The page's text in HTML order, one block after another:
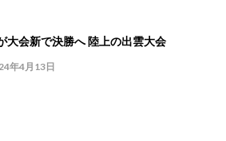
大会新で決勝へ 陸上の出雲大会
年4月13日